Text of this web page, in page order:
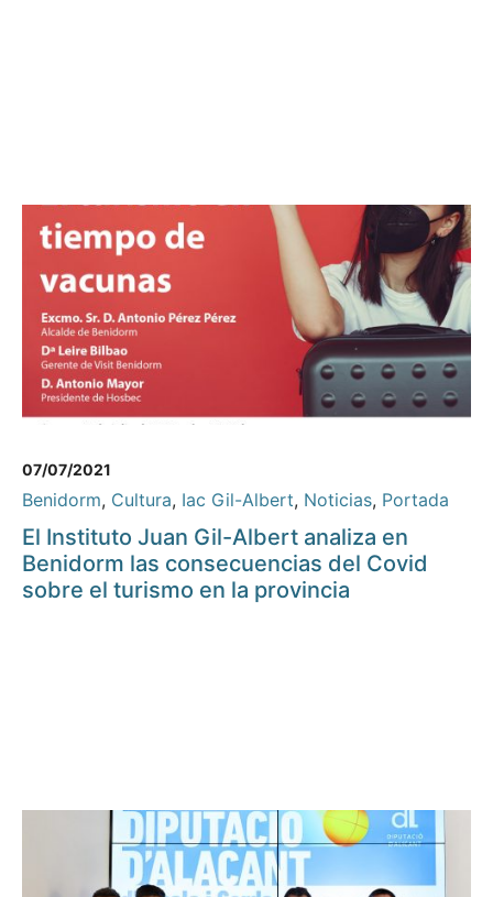
07/07/2021
Benidorm, Cultura, Iac Gil-Albert, Noticias, Portada
El Instituto Juan Gil-Albert analiza en
Benidorm las consecuencias del Covid
sobre el turismo en la provincia